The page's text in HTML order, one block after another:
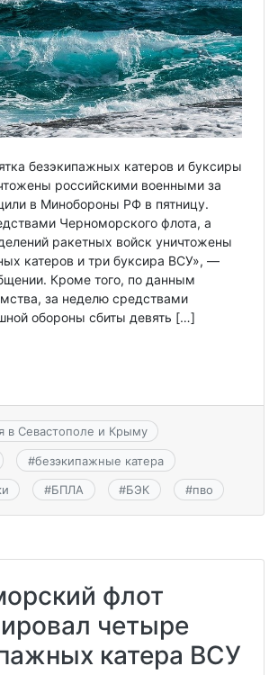
безэкипажных катеров и буксиры
российскими военными за
в Минобороны РФ в пятницу.
Черноморского флота, а
ракетных войск уничтожены
катеров и три буксира ВСУ», —
Кроме того, по данным
за неделю средствами
обороны сбиты девять […]
в Севастополе и Крыму
#безэкипажные катера
#БПЛА #БЭК #пво
флот
четыре
катера ВСУ